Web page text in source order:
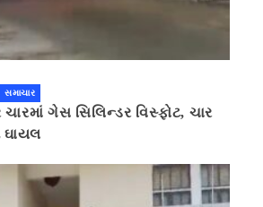
સમાચાર
ગેસ સિલિન્ડર વિસ્ફોટ, ચાર
ઘાયલ